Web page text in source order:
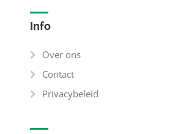
Info
Over ons
Contact
Privacybeleid